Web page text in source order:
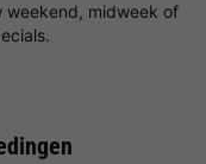
weekend, midweek of